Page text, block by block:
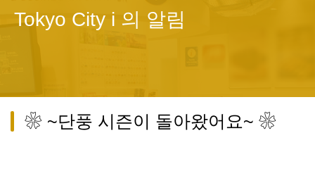
Tokyo City i 의 알림
❀ ~단풍 시즌이 돌아왔어요~ ❀